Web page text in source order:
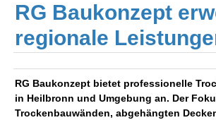
RG Baukonzept
regionale
RG Baukonzept bietet professionelle
in Heilbronn und Umgebung an. Der
Trockenbauwänden, abgehängten